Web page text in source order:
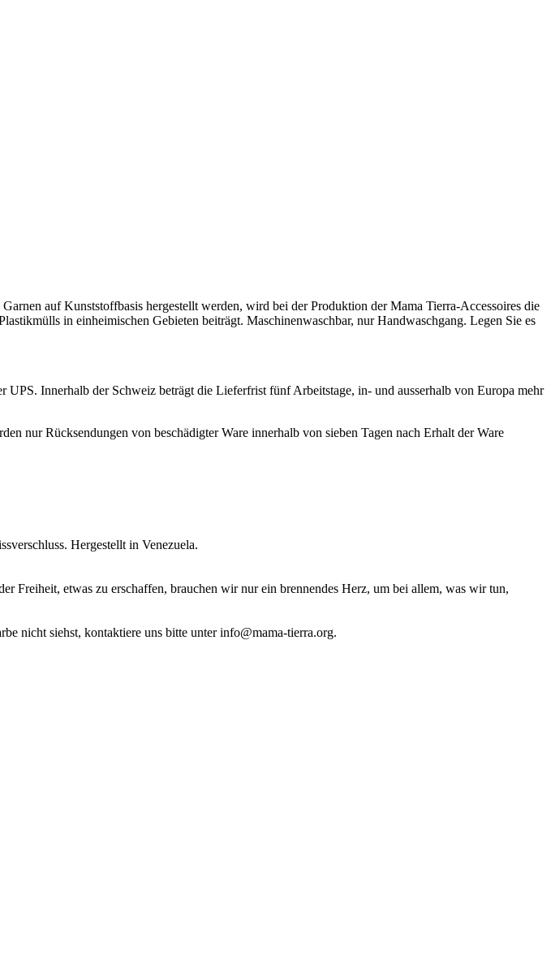
auf Kunststoffbasis hergestellt werden, wird bei der Produktion der Mama Tierra-Accessoires die
in einheimischen Gebieten beiträgt. Maschinenwaschbar, nur Handwaschgang. Legen Sie es
Innerhalb der Schweiz beträgt die Lieferfrist fünf Arbeitstage, in- und ausserhalb von Europa mehr
nur Rücksendungen von beschädigter Ware innerhalb von sieben Tagen nach Erhalt der Ware
Hergestellt in Venezuela.
Freiheit, etwas zu erschaffen, brauchen wir nur ein brennendes Herz, um bei allem, was wir tun,
nicht siehst, kontaktiere uns bitte unter info@mama-tierra.org.